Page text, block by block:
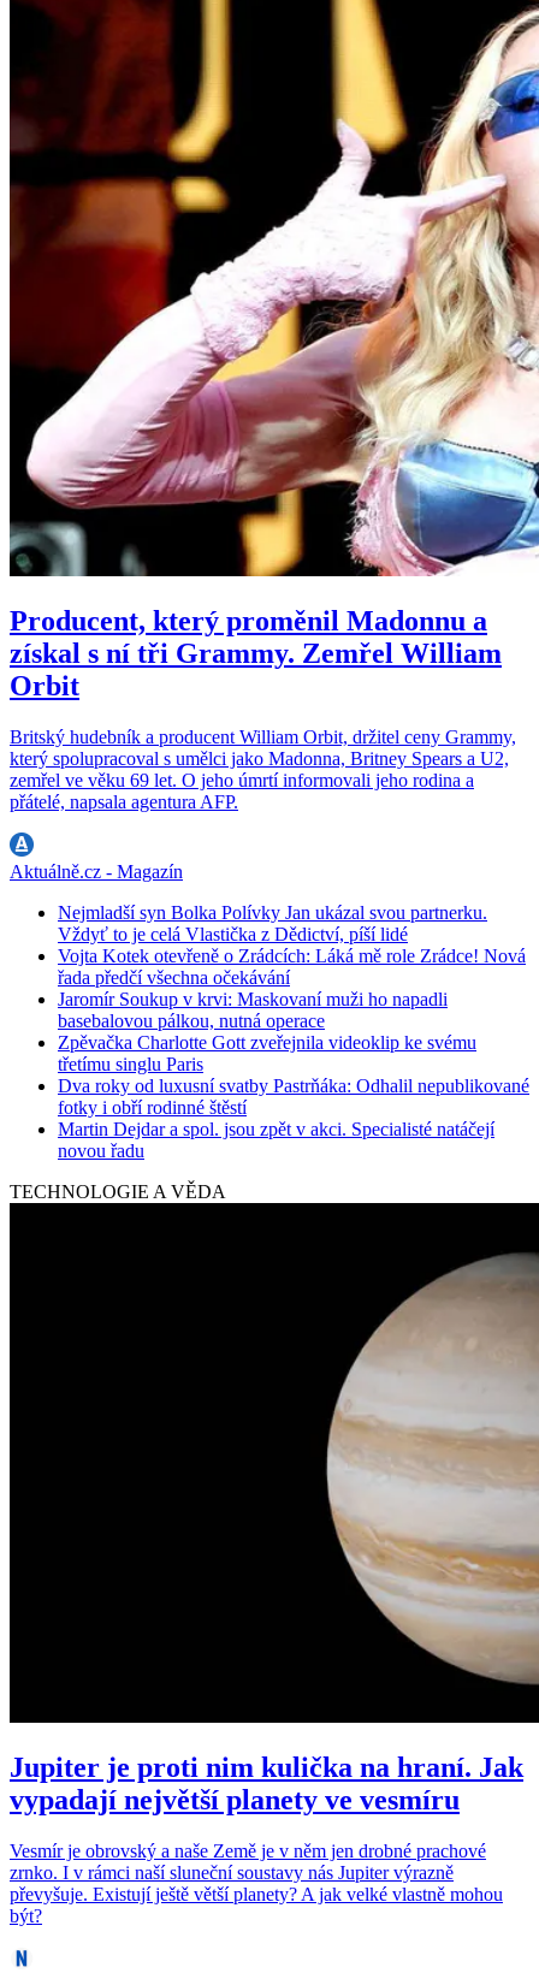
Producent, který proměnil Madonnu a
získal s ní tři Grammy. Zemřel William
Orbit
Britský hudebník a producent William Orbit, držitel ceny Grammy,
který spolupracoval s umělci jako Madonna, Britney Spears a U2,
zemřel ve věku 69 let. O jeho úmrtí informovali jeho rodina a
přátelé, napsala agentura AFP.
Aktuálně.cz - Magazín
Nejmladší syn Bolka Polívky Jan ukázal svou partnerku.
Vždyť to je celá Vlastička z Dědictví, píší lidé
Vojta Kotek otevřeně o Zrádcích: Láká mě role Zrádce! Nová
řada předčí všechna očekávání
Jaromír Soukup v krvi: Maskovaní muži ho napadli
basebalovou pálkou, nutná operace
Zpěvačka Charlotte Gott zveřejnila videoklip ke svému
třetímu singlu Paris
Dva roky od luxusní svatby Pastrňáka: Odhalil nepublikované
fotky i obří rodinné štěstí
Martin Dejdar a spol. jsou zpět v akci. Specialisté natáčejí
novou řadu
TECHNOLOGIE A VĚDA
Jupiter je proti nim kulička na hraní. Jak
vypadají největší planety ve vesmíru
Vesmír je obrovský a naše Země je v něm jen drobné prachové
zrnko. I v rámci naší sluneční soustavy nás Jupiter výrazně
převyšuje. Existují ještě větší planety? A jak velké vlastně mohou
být?